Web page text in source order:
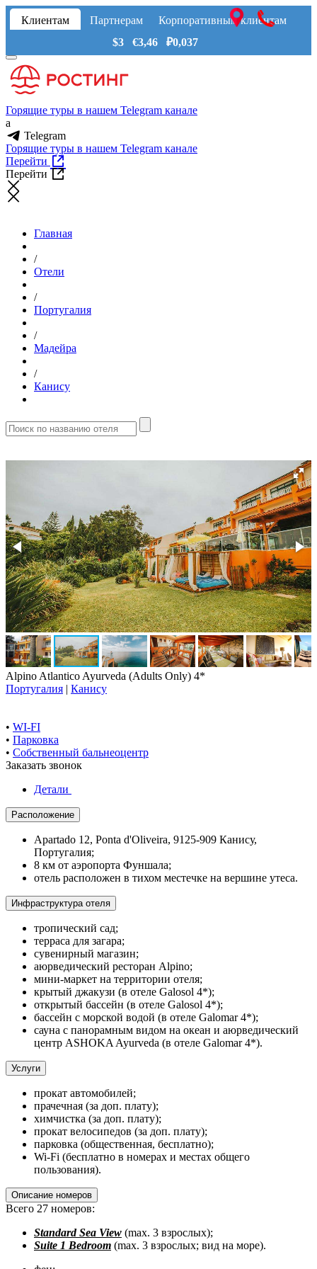
Клиентам Партнерам
Корпоративным клиентам
$3 €3,46 ₽0,037
Горящие туры в нашем Telegram канале
a
Telegram
Горящие туры в нашем Telegram канале
Перейти
Перейти
Главная
/
Отели
/
Португалия
/
Мадейра
/
Канису
Alpino Atlantico Ayurveda (Adults Only) 4*
Португалия | Канису
• WI-FI
• Парковка
• Собственный бальнеоцентр
Заказать звонок
Детали
Расположение
Apartado 12, Ponta d'Oliveira, 9125-909 Канису,
Португалия;
8 км от аэропорта Фуншала;
отель расположен в тихом местечке на вершине утеса.
Инфраструктура отеля
тропический сад;
терраса для загара;
сувенирный магазин;
аюрведический ресторан Alpino;
мини-маркет на территории отеля;
крытый джакузи (в отеле Galosol 4*);
открытый бассейн (в отеле Galosol 4*);
бассейн с морской водой (в отеле Galomar 4*);
сауна с панорамным видом на океан и аюрведический
центр ASHOKA Ayurveda (в отеле Galomar 4*).
Услуги
прокат автомобилей;
прачечная (за доп. плату);
химчистка (за доп. плату);
прокат велосипедов (за доп. плату);
парковка (общественная, бесплатно);
Wi-Fi (бесплатно в номерах и местах общего
пользования).
Описание номеров
Всего 27 номеров:
Standard Sea View (max. 3 взрослых);
Suite 1 Bedroom (max. 3 взрослых; вид на море).